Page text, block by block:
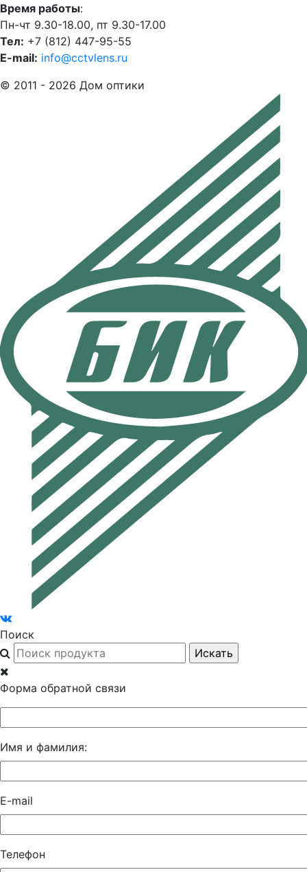
Время работы:
Пн-чт 9.30-18.00, пт 9.30-17.00
Тел: +7 (812) 447-95-55
E-mail: info@cctvlens.ru
© 2011 - 2026 Дом оптики
Поиск
Форма обратной связи
Имя и фамилия:
E-mail
Телефон